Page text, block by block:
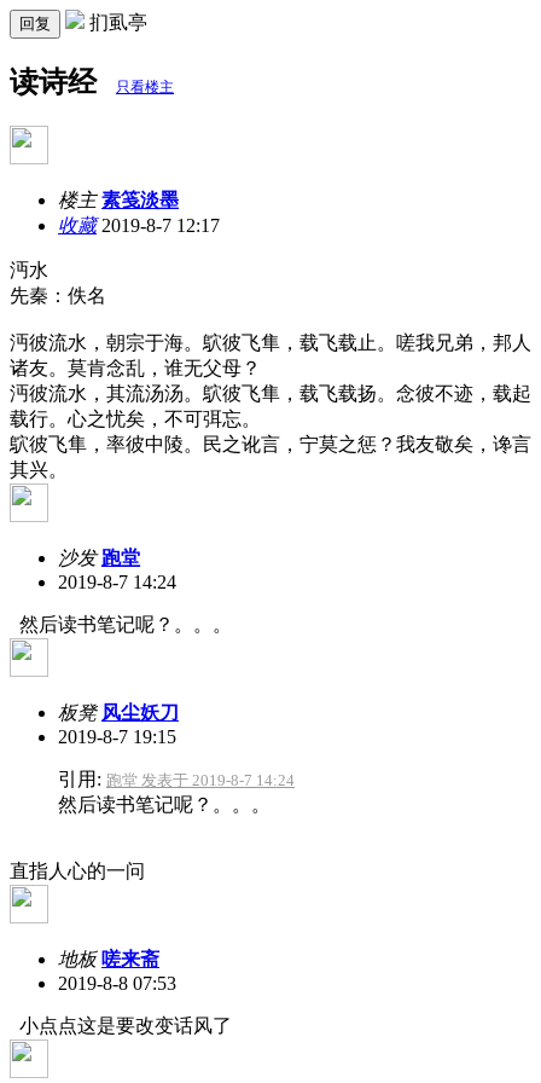
回复 扪虱亭
读诗经 只看楼主
楼主 素笺淡墨
收藏2019-8-7 12:17
沔水
先秦：佚名
沔彼流水，朝宗于海。鴥彼飞隼，载飞载止。嗟我兄弟，邦人
诸友。莫肯念乱，谁无父母？
沔彼流水，其流汤汤。鴥彼飞隼，载飞载扬。念彼不迹，载起
载行。心之忧矣，不可弭忘。
鴥彼飞隼，率彼中陵。民之讹言，宁莫之惩？我友敬矣，谗言
其兴。
沙发 跑堂
2019-8-7 14:24
然后读书笔记呢？。。。
板凳 风尘妖刀
2019-8-7 19:15
引用: 跑堂 发表于 2019-8-7 14:24
然后读书笔记呢？。。。
直指人心的一问
地板 嗟来斋
2019-8-8 07:53
小点点这是要改变话风了